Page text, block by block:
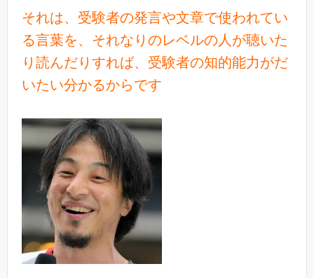
それは、受験者の発言や文章で使われてい
る言葉を、それなりのレベルの人が聴いた
り読んだりすれば、受験者の知的能力がだ
いたい分かるからです